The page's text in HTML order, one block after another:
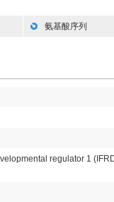
氨基酸序列
regulator 1